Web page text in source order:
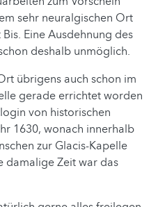
sehr neuralgischen Ort
Bis. Eine Ausdehnung des
deshalb unmöglich.
übrigens auch schon im
gerade errichtet worden
von historischen
1630, wonach innerhalb
zur Glacis-Kapelle
damalige Zeit war das